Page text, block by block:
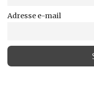
Adresse e-mail